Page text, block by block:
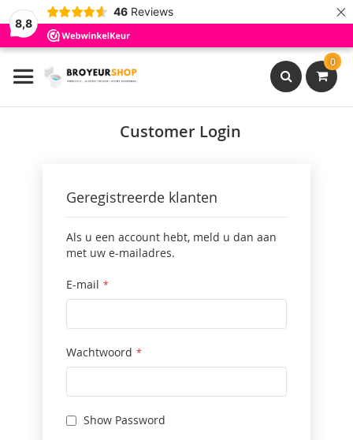
8,8
46 Reviews ×
Ga
naar
de
0
Search
Customer Login
Geregistreerde klanten
Als u een account hebt, meld u dan aan
met uw e-mailadres.
E-mail
Wachtwoord
Show Password